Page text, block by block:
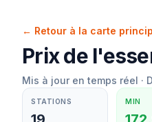
← Retour à la carte
Prix de
Mis à jour en temps réel ·
STATIONS MIN